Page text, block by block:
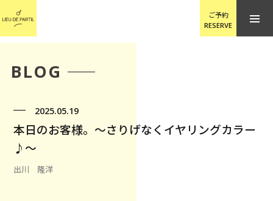
ご予約
RESERVE
BLOG
2025.05.19
本日のお客様。〜さりげなくイヤリングカラー
♪〜
出川 隆洋